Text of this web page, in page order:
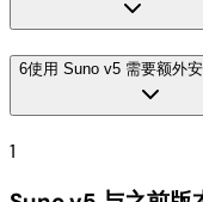
6使用 Suno v5 需要额外
1